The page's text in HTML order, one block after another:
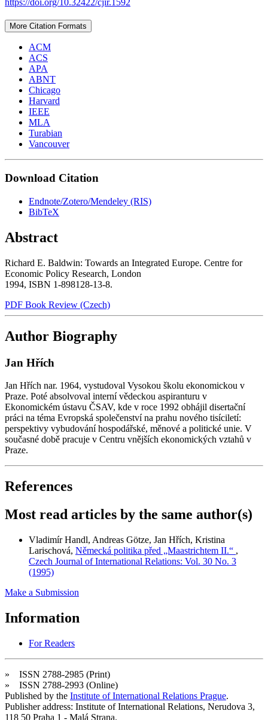
https://doi.org/10.32422/cjir.1592
More Citation Formats
ACM
ACS
APA
ABNT
Chicago
Harvard
IEEE
MLA
Turabian
Vancouver
Download Citation
Endnote/Zotero/Mendeley (RIS)
BibTeX
Abstract
Richard E. Baldwin: Towards an Integrated Europe. Centre for
Economic Policy Research, London
1994, ISBN 1-898128-13-8.
PDF Book Review (Czech)
Author Biography
Jan Hřích
Jan Hřích nar. 1964, vystudoval Vysokou školu ekonomickou v
Praze. Poté absolvoval interní vědeckou aspiranturu v
Ekonomickém ústavu ČSAV, kde v roce 1992 obhájil disertační
práci na téma Evropská společenství na prahu nového tisíciletí:
perspektivy vybudování hospodářské, měnové a politické unie. V
současné době pracuje v Centru vnějších ekonomických vztahů v
Praze.
References
Most read articles by the same author(s)
Vladimír Handl, Andreas Götze, Jan Hřích, Kristina
Larischová, Německá politika před „Maastrichtem II.“ ,
Czech Journal of International Relations: Vol. 30 No. 3
(1995)
Make a Submission
Information
For Readers
» ISSN 2788-2985 (Print)
» ISSN 2788-2993 (Online)
Published by the Institute of International Relations Prague.
Publisher address: Institute of International Relations, Nerudova 3,
118 50 Praha 1 - Malá Strana.